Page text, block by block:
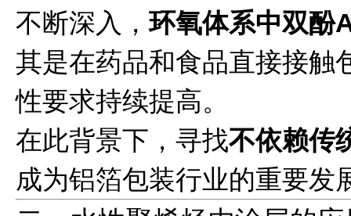
不断深入，环氧体系中双酚
其是在药品和食品直接接触
性要求持续提高。
在此背景下，寻找不依赖传
成为铝箔包装行业的重要发